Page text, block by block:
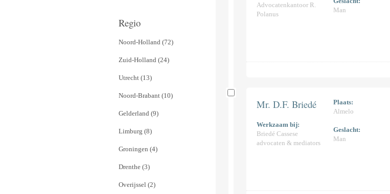
Regio
Noord-Holland (72)
Zuid-Holland (24)
Utrecht (13)
Noord-Brabant (10)
Gelderland (9)
Limburg (8)
Groningen (4)
Drenthe (3)
Overijssel (2)
Advocatenkantoor R.
Polanus
Man
Mr. D.F. Briedé
Werkzaam bij:
Briedé Cassese
advocaten & mediators
Plaats:
Almelo
Geslacht:
Man